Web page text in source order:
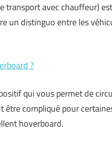
transport avec chauffeur)
un distinguo entre les
?
qui vous permet de
être compliqué pour
hoverboard.